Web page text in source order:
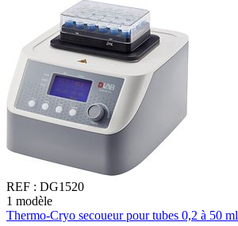
REF : DG1520
1 modèle
Thermo-Cryo secoueur pour tubes 0,2 à 50 ml